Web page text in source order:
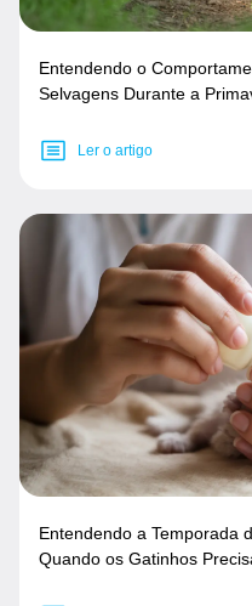
Entendendo o
Selvagens Durante a
Ler o artigo
Entendendo a Temporada
Quando os Gatinhos